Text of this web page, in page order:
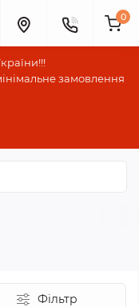
замовлення
0
Фільтр